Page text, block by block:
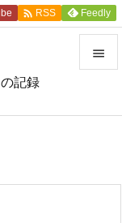
記録

 RSS Feedly